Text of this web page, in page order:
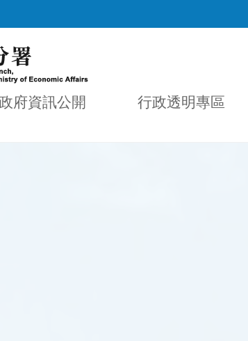
府資訊公開 行政透明專區